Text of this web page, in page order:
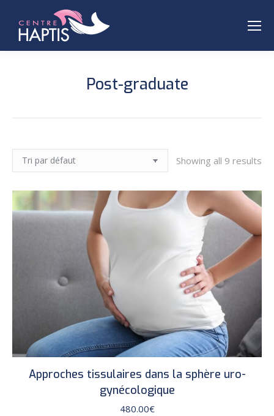
Post-graduate
Showing all 9 results
Approches tissulaires dans la sphère uro-
gynécologique
480.00€